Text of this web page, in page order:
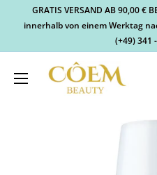
GRATIS VERSAND AB 90,00 €
innerhalb von einem Werktag
(+49) 341